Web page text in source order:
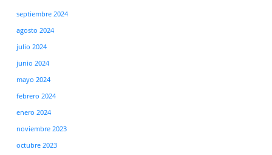
septiembre 2024
agosto 2024
julio 2024
junio 2024
mayo 2024
febrero 2024
enero 2024
noviembre 2023
octubre 2023